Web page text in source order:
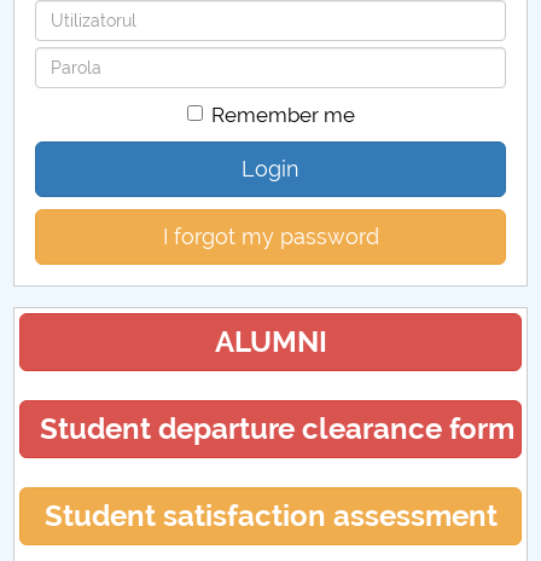
THRIVING SCHOOLS
POCU_131005
Proiecte internaţionale
Proiecte din fonduri structurale
Alte categorii de proiecte
Username
Password
Remember me
Login
I forgot my password
ALUMNI
Student departure clearance form
Student satisfaction assessment